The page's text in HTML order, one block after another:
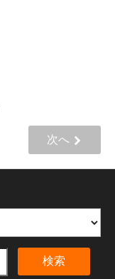
次へ
検索